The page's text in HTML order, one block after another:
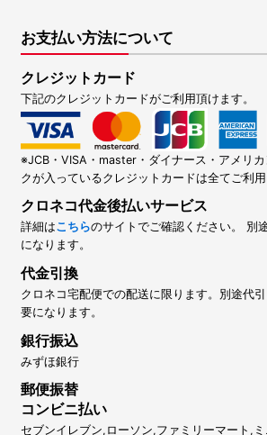
お支払い方法について
クレジットカード
下記のクレジットカードがご利用頂けます。
※JCB・VISA・master・ダイナース・アメリ
クが入っているクレジットカードは全てご利用
クロネコ代金後払いサービス
詳細はこちらのサイトでご確認ください。 別
になります。
代金引換
クロネコ宅配便での配送に限ります。別途代
要になります。
銀行振込
みずほ銀行
郵便振替
コンビニ払い
セブンイレブン,ローソン,ファミリーマート,